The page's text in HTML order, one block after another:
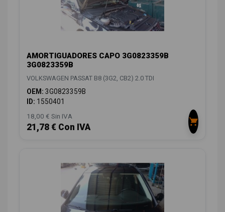
AMORTIGUADORES CAPO 3G0823359B
3G0823359B
VOLKSWAGEN PASSAT B8 (3G2, CB2) 2.0 TDI
OEM: 3G0823359B
ID: 1550401
18,00 € Sin IVA
21,78 € Con IVA